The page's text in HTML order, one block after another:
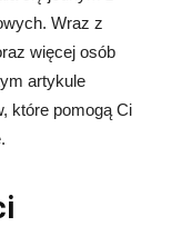
Wraz z
więcej osób
artykule
które pomogą Ci